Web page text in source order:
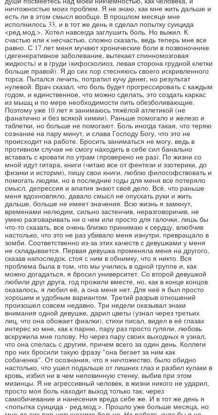
ничтожностью моих проблем. Я не знаю, как мне жить дальше и
есть ли в этом смысл вообще. В прошлом месяце мне
исполнилось 33, и в тот же день я сделал попытку суицида
<ред.мод.>. Хотел навсегда заглушить боль. Но выжил. К
счастью или к несчастью, сложно сказать, ведь теперь мне все
равно. С 17 лет меня мучают хронические боли в позвоночнике
(дегенеративное заболевание, вытекает спинномозговая
жидкость) и в груди (кифосколиоз, левая сторона грудной клетки
больше правой). Я до сих пор стесняюсь своего искривленного
торса. Пытался лечить, потратил кучу денег, но результат
нулевой. Врач сказал, что боль будет прогрессировать с каждым
годом, и единственное, что можно сделать, это создать каркас
из мышц и по мере необходимости пить обезболивающие.
Поэтому уже 10 лет я занимаюсь тяжёлой атлетикой (не
фанатично и без всякой химии). Раньше помогало и железо и
таблетки, но больше не помогают. Боль иногда такая, что теряю
сознание на пару минут, и слава Господу Богу, что это не
происходит на работе. Бросить заниматься не могу, ведь в
противном случае не смогу находить в себе сил банально
вставать с кровати по утрам (проверено не раз). По жизни со
мной идут гитара, книги (читаю все от фентези и эзотерики, до
физики и истории), пишу свои книги, люблю философствовать и
помогать людям, но в последние годы для меня все потеряло
смысл, депрессия и апатия знают своё дело. Всё, что раньше
меня вдохновляло, давало смысл не опускать руки и жить
дальше, больше не имеет значения. Всю жизнь я замкнут,
временами нелюдим, сильно застенчив, неразговоричив, не
умею разговаривать ни о чем или просто для галочки, лишь бы
что-то сказать, все очень близко принимаю к сердцу, влюбчив
настолько, что это не раз убивало меня изнутри, превращало в
зомби. Соответственно из-за этих качеств с девушками у меня
не складывается. Первая девушка променяла меня на другого,
сказав напоследок, стоя с ним в обнимку, что я никто. Вся
проблема была в том, что мы учились в одной группе и, как
можно догадаться, я бросил университет. Со второй девушкой
любили друг друга, год прожили вместе, но, как в конце концов
оказалось, я любил её, а она меня нет. Для неё я был просто
хорошим и удобным вариантом. Третий разрыв отношений
произошел совсем недавно. Три недели оказывал знаки
внимания одной девушке, дарил цветы (узнал через третьих
лиц, что она обожает фиалки), стихи писал, видел в её глазах
интерес ко мне, как к парню, пару раз просто гуляли, любовь
вскружила мне голову. Но через пару своих выходных я узнал,
что она спелась с другим, причем всего за один день. Коллеги
про них бросили такую фразу "она бегает за ним как
собаченка". От осознания, что я ничтожество, было обидно
настолько, что ушел подальше от лишних глаз и разбил кулаки в
кровь, избил ни в чем неповинную стенку, выбив при этом
мизинцы. Я не агрессивный человек, в жизни никого не ударил,
просто моя боль находит выход только так, через
самобичевание и нанесения вреда себе же. И в тот же день я
<попытка суицида - ред.мод.>. Прошло уже больше месяца, но